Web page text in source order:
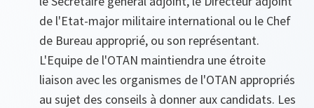
de l'Etat-major militaire international ou le Chef
de Bureau approprié, ou son représentant.
L'Equipe de l'OTAN maintiendra une étroite
liaison avec les organismes de l'OTAN appropriés
au sujet des conseils à donner aux candidats. Les